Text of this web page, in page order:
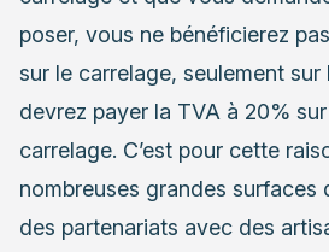
poser, vous ne bénéficierez
sur le carrelage, seulement sur
devrez payer la TVA à 20% sur
carrelage. C’est pour cette
nombreuses grandes surfaces
des partenariats avec des